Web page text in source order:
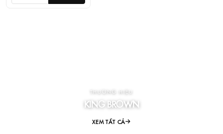
THƯƠNG HIỆU
KING BROWN
XEM TẤT CẢ